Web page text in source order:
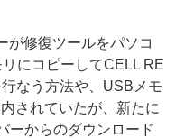
が修復ツールをパソコ
にコピーしてCELL RE
なう方法や、USBメモ
されていたが、新たに
ーからのダウンロード